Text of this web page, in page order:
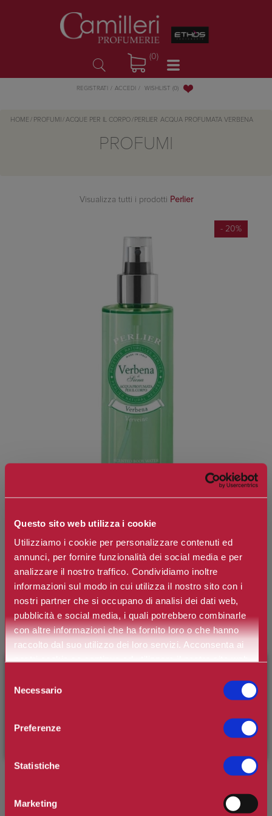
Questo sito web utilizza i cookie
Utilizziamo i cookie per personalizzare contenuti ed
annunci, per fornire funzionalità dei social media e per
analizzare il nostro traffico. Condividiamo inoltre
informazioni sul modo in cui utilizza il nostro sito con i
nostri partner che si occupano di analisi dei dati web,
pubblicità e social media, i quali potrebbero combinarle
con altre informazioni che ha fornito loro o che hanno
raccolto dal suo utilizzo dei loro servizi. Acconsenta ai
nostri cookie se continua ad utilizzare il nostro sito web.
delNecessario
Preferenze
Statistiche
Marketing
(0)
REGISTRATI ACCEDI WISHLIST (0)
HOME / PROFUMI / ACQUE PER IL CORPO / PERLIER ACQUA PROFUMATA VERBENA
PROFUMI
Visualizza tutti i prodotti Perlier
- 20%
PERLIER
Acqua Profumata Verbena
Acqua Profumata per il Corpo
Marchio: Perlier
e usufruisci dello
inserendo il codice